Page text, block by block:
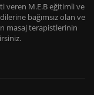
veren M.E.B eğitimli ve
bağımsız olan ve
masaj terapistlerinin